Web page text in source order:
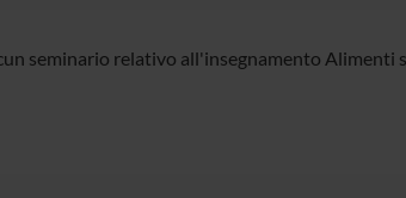
seminario relativo all'insegnamento Alimenti